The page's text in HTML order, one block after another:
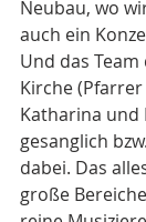
Neubau, wo
auch ein
Und das
Kirche
Katharina und
gesanglich
dabei. Das
große